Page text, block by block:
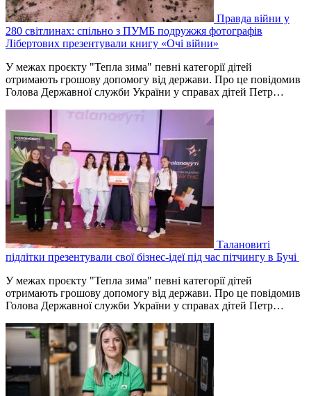
Правда війни у
280 світлинах: спільно з ПУМБ подружжя фотографів
Лібертових презентували книгу «Очі війни»
У межах проєкту "Тепла зима" певні категорії дітей
отримають грошову допомогу від держави. Про це повідомив
Голова Державної служби України у справах дітей Петр…
Талановиті
підлітки презентували свої бізнес-ідеї під час пітчингу в Бучі
У межах проєкту "Тепла зима" певні категорії дітей
отримають грошову допомогу від держави. Про це повідомив
Голова Державної служби України у справах дітей Петр…